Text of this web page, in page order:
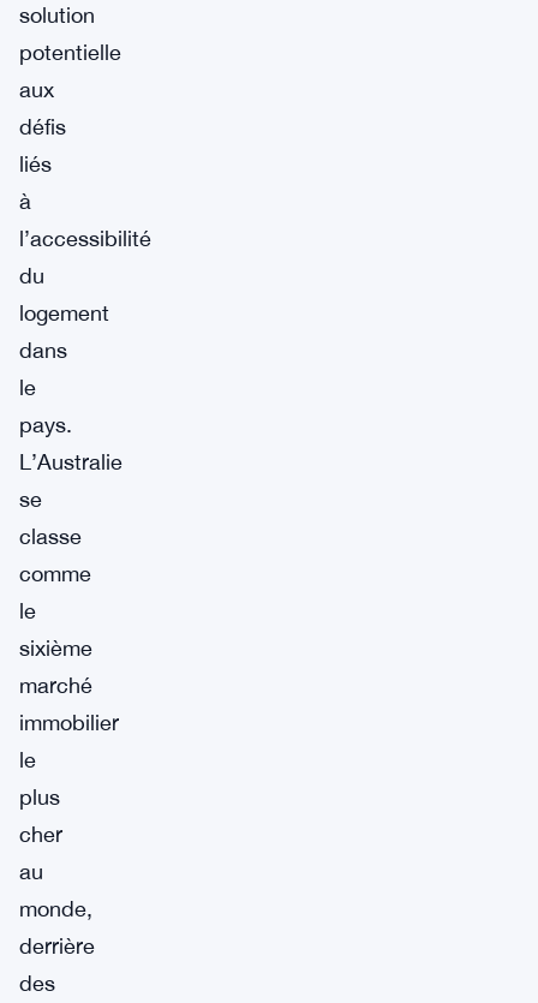
solution
potentielle
aux
défis
liés
à
l’accessibilité
du
logement
dans
le
pays.
L’Australie
se
classe
comme
le
sixième
marché
immobilier
le
plus
cher
au
monde,
derrière
des